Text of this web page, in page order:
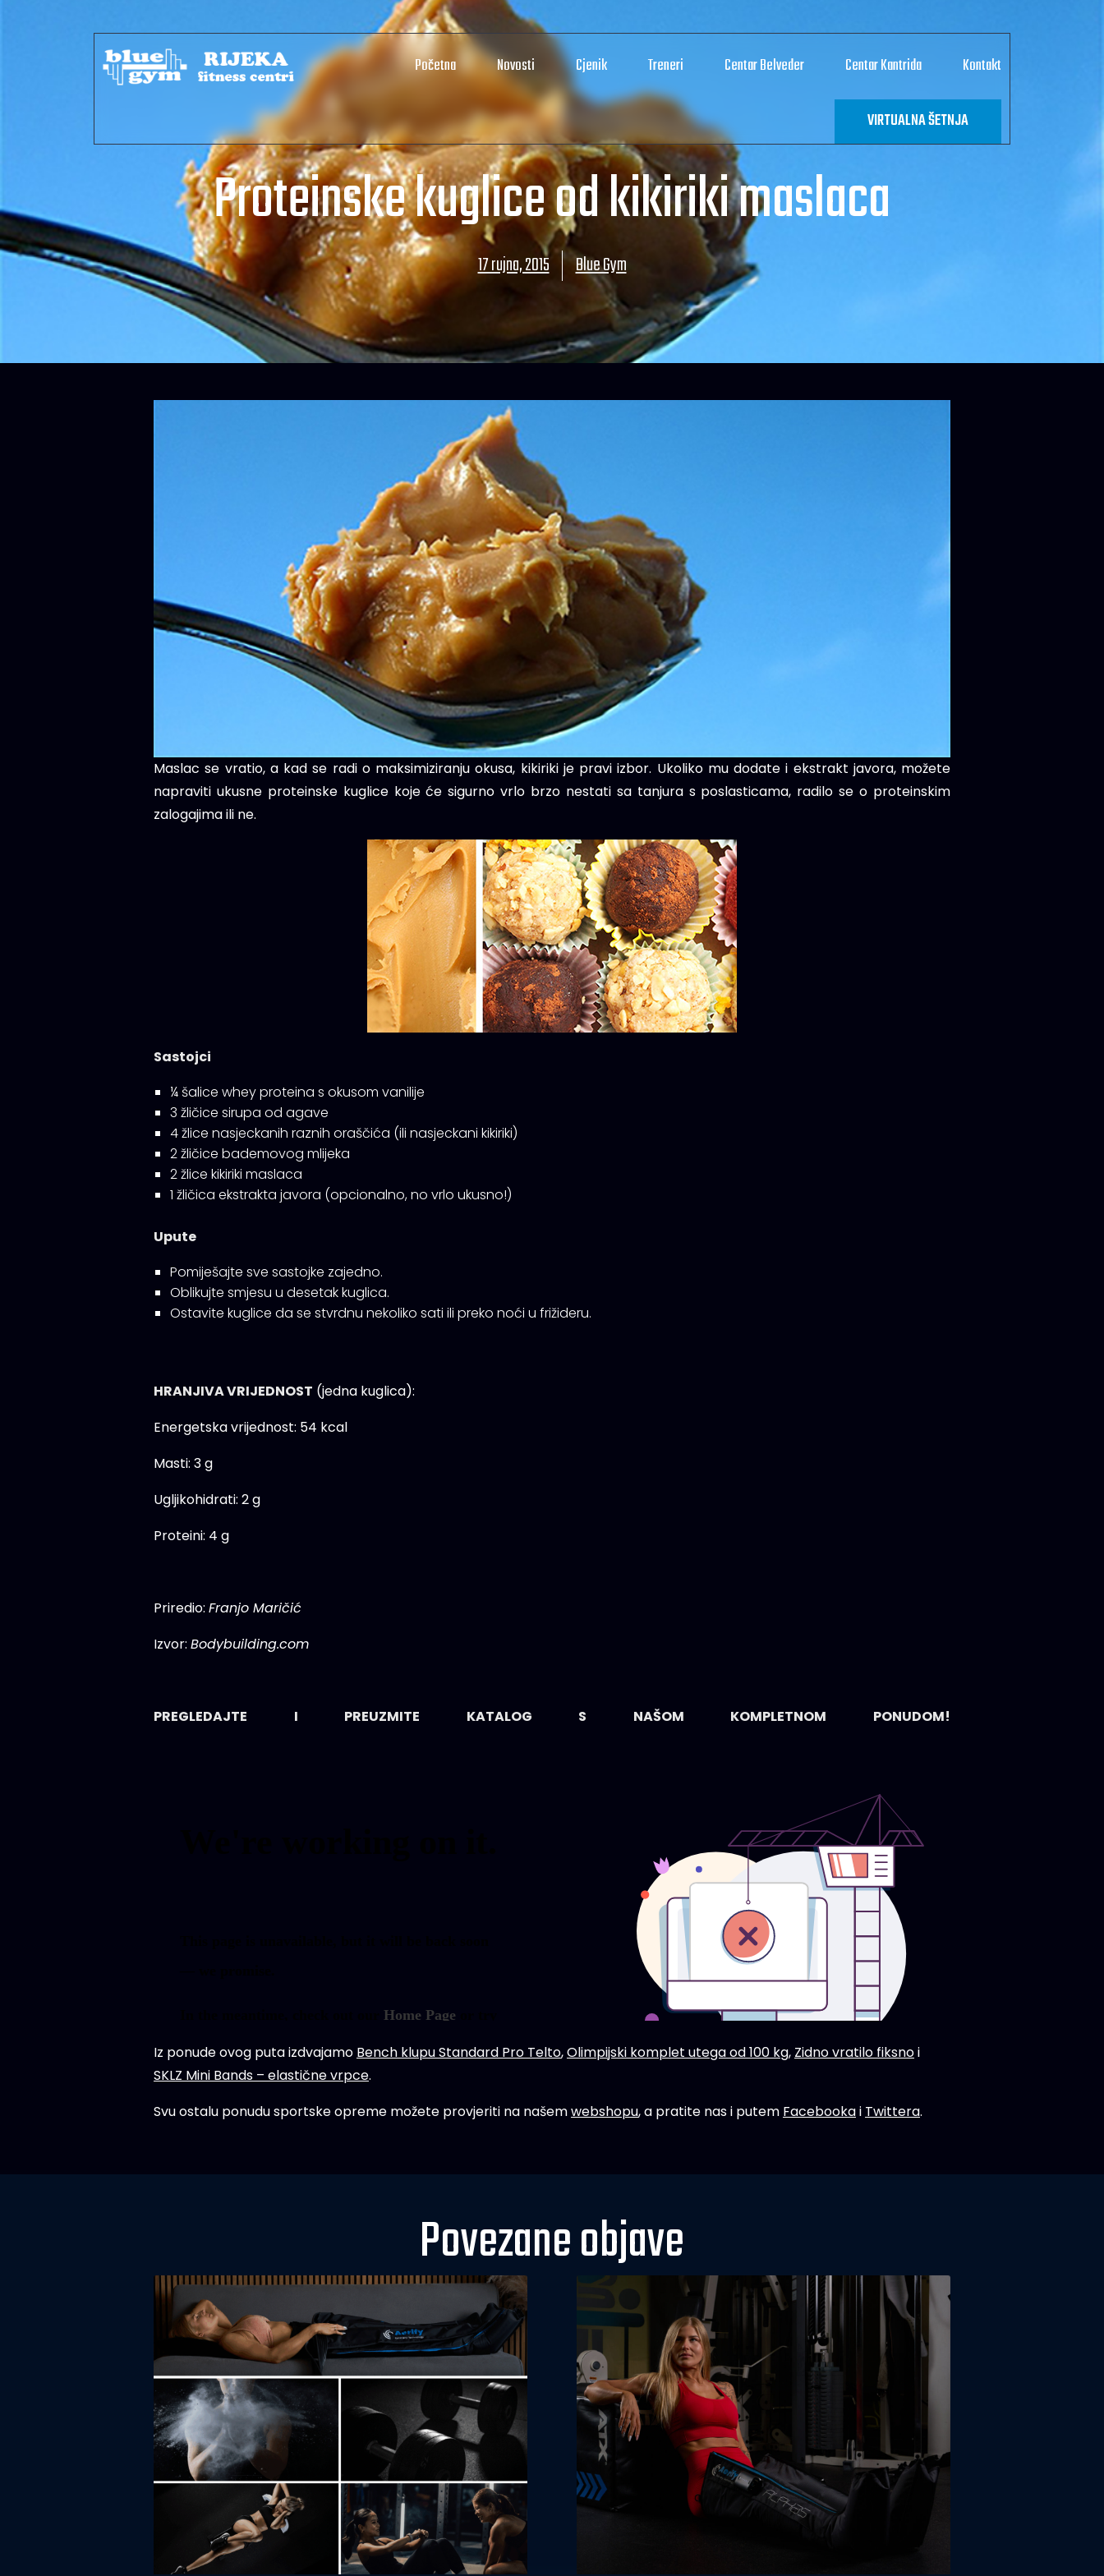
Početna Novosti Cjenik Treneri Centar Belveder Centar Kantrida Kontakt
VIRTUALNA ŠETNJA
Proteinske kuglice od kikiriki maslaca
17 rujna, 2015 Blue Gym
Maslac se vratio, a kad se radi o maksimiziranju okusa, kikiriki je pravi izbor. Ukoliko mu dodate i ekstrakt javora, možete
napraviti ukusne proteinske kuglice koje će sigurno vrlo brzo nestati sa tanjura s poslasticama, radilo se o proteinskim
zalogajima ili ne.
Sastojci
¼ šalice whey proteina s okusom vanilije
3 žličice sirupa od agave
4 žlice nasjeckanih raznih oraščića (ili nasjeckani kikiriki)
2 žličice bademovog mlijeka
2 žlice kikiriki maslaca
1 žličica ekstrakta javora (opcionalno, no vrlo ukusno!)
Upute
Pomiješajte sve sastojke zajedno.
Oblikujte smjesu u desetak kuglica.
Ostavite kuglice da se stvrdnu nekoliko sati ili preko noći u frižideru.
HRANJIVA VRIJEDNOST (jedna kuglica):
Energetska vrijednost: 54 kcal
Masti: 3 g
Ugljikohidrati: 2 g
Proteini: 4 g
Priredio: Franjo Maričić
Izvor: Bodybuilding.com
PREGLEDAJTE I PREUZMITE KATALOG S NAŠOM KOMPLETNOM PONUDOM!
Iz ponude ovog puta izdvajamo Bench klupu Standard Pro Telto,Olimpijski komplet utega od 100 kg, Zidno vratilo fiksnoi
SKLZ Mini Bands – elastične vrpce.
Svu ostalu ponudu sportske opreme možete provjeriti na našemwebshopu, a pratite nas i putem Facebookai Twittera.
Povezane objave